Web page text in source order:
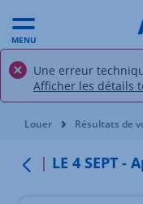
MENU
Une erreur
Afficher les détails
Vous êtes ici:
Louer Résultats de
LE 4 SEPT